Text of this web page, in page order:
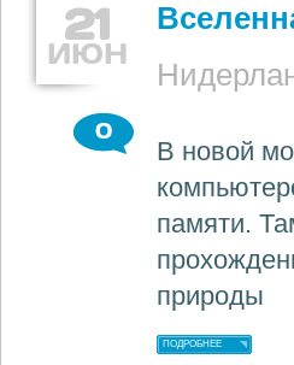
21
ИЮН
0
В новой
памяти.
природы
ПОДРОБНЕЕ